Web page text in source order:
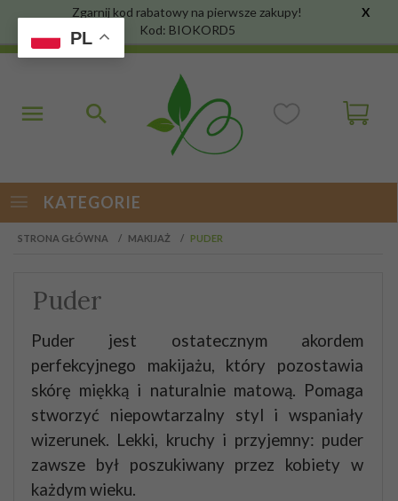
Zgarnij kod rabatowy na pierwsze zakupy!
Kod: BIOKORD5
X
KATEGORIE
STRONA GŁÓWNA MAKIJAŻ PUDER
Puder
Puder jest ostatecznym akordem
perfekcyjnego makijażu, który pozostawia
skórę miękką i naturalnie matową. Pomaga
stworzyć niepowtarzalny styl i wspaniały
wizerunek. Lekki, kruchy i przyjemny: puder
zawsze był poszukiwany przez kobiety w
każdym wieku.
PL